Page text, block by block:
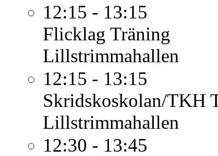
12:15 - 13:15
Flicklag Träning
Lillstrimmahallen
12:15 - 13:15
Skridskoskolan/TKH
Lillstrimmahallen
12:30 - 13:45